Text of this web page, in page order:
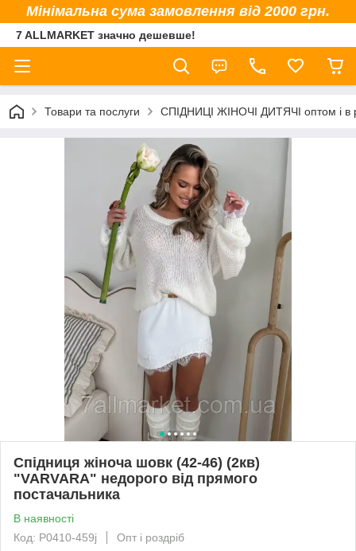
Мінімальна сума замовлення від 2000 грн.
7 ALLMARKET значно дешевше!
Товари та послуги СПІДНИЦІ ЖІНОЧІ ДИТЯЧІ оптом і в
Спідниця жіноча шовк (42-46) (2кв)
"VARVARA" недорого від прямого
постачальника
В наявності
Код: P0410-459j
Опт і роздріб